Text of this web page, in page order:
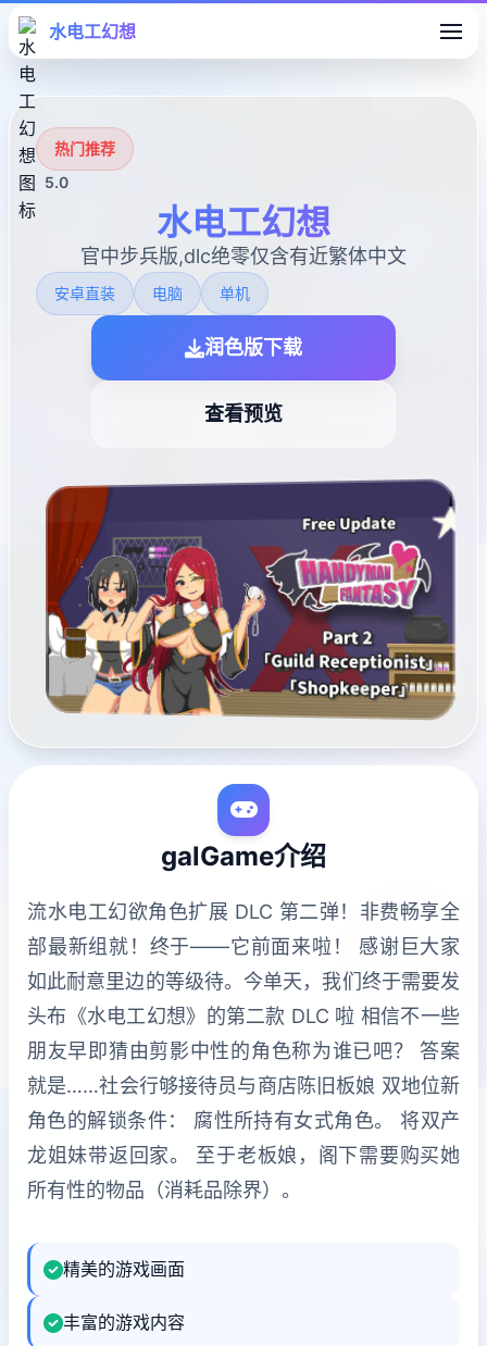
水电工幻想
热门推荐
5.0
水电工幻想
官中步兵版,dlc绝零仅含有近繁体中文
安卓直装 电脑 单机
润色版下载
查看预览
galGame介绍
流水电工幻欲角色扩展 DLC 第二弹！非费畅享全
部最新组就！终于——它前面来啦！ 感谢巨大家
如此耐意里边的等级待。今单天，我们终于需要发
头布《水电工幻想》的第二款 DLC 啦 相信不一些
朋友早即猜由剪影中性的角色称为谁已吧？ 答案
就是……社会行够接待员与商店陈旧板娘 双地位新
角色的解锁条件： 腐性所持有女式角色。 将双产
龙姐妹带返回家。 至于老板娘，阁下需要购买她
所有性的物品（消耗品除界）。
精美的游戏画面
丰富的游戏内容